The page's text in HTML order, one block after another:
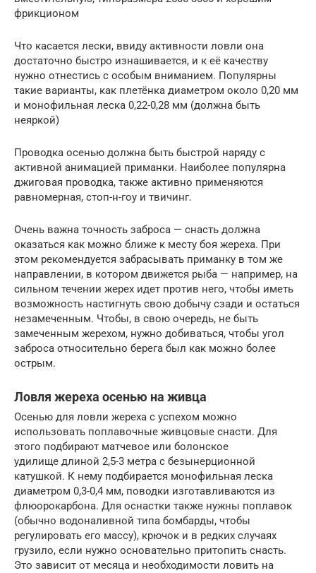
фрикционом
Что касается лески, ввиду активности ловли она
достаточно быстро изнашивается, и к её качеству
нужно отнестись с особым вниманием. Популярны
такие варианты, как плетёнка диаметром около 0,20 мм
и монофильная леска 0,22-0,28 мм (должна быть
неяркой)
Проводка осенью должна быть быстрой наряду с
активной анимацией приманки. Наиболее популярна
джиговая проводка, также активно применяются
равномерная, стоп-н-гоу и твичинг.
Очень важна точность заброса — снасть должна
оказаться как можно ближе к месту боя жереха. При
этом рекомендуется забрасывать приманку в том же
направлении, в котором движется рыба — например, на
сильном течении жерех идет против него, чтобы иметь
возможность настигнуть свою добычу сзади и остаться
незамеченным. Чтобы, в свою очередь, не быть
замеченным жерехом, нужно добиваться, чтобы угол
заброса относительно берега был как можно более
острым.
Ловля жереха осенью на живца
Осенью для ловли жереха с успехом можно
использовать поплавочные живцовые снасти. Для
этого подбирают матчевое или болонское
удилище длиной 2,5-3 метра с безынерционной
катушкой. К нему подбирается монофильная леска
диаметром 0,3-0,4 мм, поводки изготавливаются из
флюорокарбона. Для оснастки также нужны поплавок
(обычно водоналивной типа бомбарды, чтобы
регулировать его массу), крючок и в редких случаях
грузило, если нужно основательно притопить снасть.
Это зависит от месяца и необходимости ловить на